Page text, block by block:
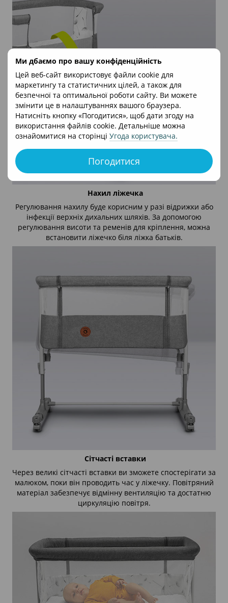
Ми дбаємо про вашу конфіденційність
Цей веб-сайт використовує файли cookie для
маркетингу та статистичних цілей, а також для
безпечної та оптимальної роботи сайту. Ви можете
змінити це в налаштуваннях вашого браузера.
Натисніть кнопку «Погодитися», щоб дати згоду на
використання файлів cookie. Детальніше можна
ознайомитися на сторінці Угода користувача.
Погодитися
Нахил ліжечка
Регулювання нахилу буде корисним у разі відрижки або
інфекції верхніх дихальних шляхів. За допомогою
регулювання висоти та ременів для кріплення, можна
встановити ліжечко біля ліжка батьків.
Сітчасті вставки
Через великі сітчасті вставки ви зможете спостерігати за
малюком, поки він проводить час у ліжечку. Повітряний
матеріал забезпечує відмінну вентиляцію та достатню
циркуляцію повітря.